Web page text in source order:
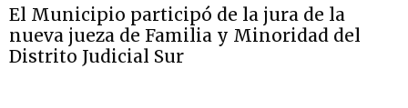
El Municipio participó de la jura de la
nueva jueza de Familia y Minoridad del
Distrito Judicial Sur